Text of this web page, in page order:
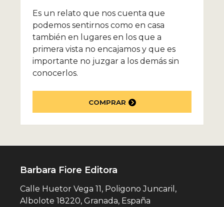
Es un relato que nos cuenta que
podemos sentirnos como en casa
también en lugares en los que a
primera vista no encajamos y que es
importante no juzgar a los demás sin
conocerlos.
COMPRAR
Barbara Fiore Editora
Calle Huetor Vega 11, Poligono Juncaril,
Albolote 18220, Granada, España